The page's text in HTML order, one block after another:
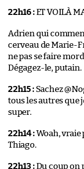
22h16 :ET VOILÀ
Adrien qui
cerveau de Marie-
ne pas se faire
Dégagez-le, putain.
22h15 :Sachez
tous les autres que
super.
22h14 :Woah, vraie
Thiago.
22h13 :Du coup on